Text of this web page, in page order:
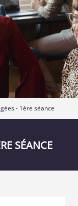
- 1ère séance
SÉANCE